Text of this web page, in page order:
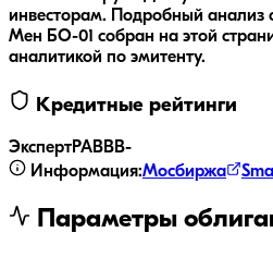
инвесторам.
Подробный анализ
Мен БО-01 собран на этой
аналитикой по эмитенту.
Кредитные рейтинги
ЭкспертРАBBB-
Информация:Мосбиржа
Параметры